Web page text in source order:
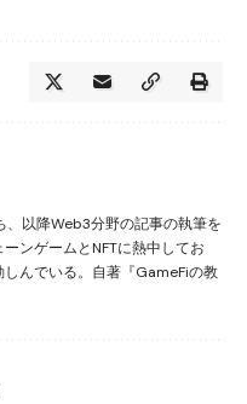
、以降Web3分野の記事の執筆を
ンゲームとNFTに熱中してお
んでいる。自著『GameFiの教